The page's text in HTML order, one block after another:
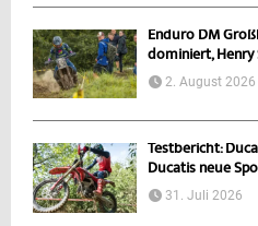
Enduro DM
dominiert,
2. August 2026
Testbericht:
Ducatis neue
31. Juli 2026